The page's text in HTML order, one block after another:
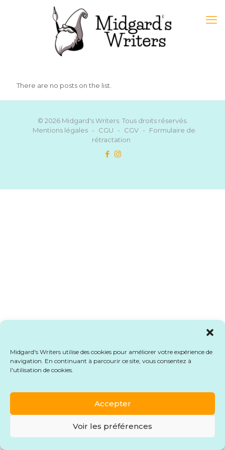
Midgard's Writers utilise des cookies pour améliorer votre expérience de
navigation. En continuant à parcourir ce site, vous consentez à
l'utilisation de cookies.
Accepter
Voir les préférences
There are no posts on the list.
© 2026 Midgard's Writers. Tous droits réservés.
Mentions légales - CGU - CGV -
Formulaire de
rétractation